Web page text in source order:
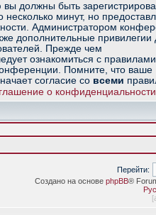
должны быть
несколько минут, но
Администратором
дополнительные привилегии
Прежде чем
ознакомиться с
Помните, что ваше
согласие со всеми
о конфиденциальности
Перейти:
Создано на основе phpBB®
[